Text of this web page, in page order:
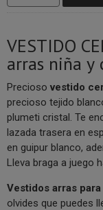
VESTIDO
arras niña y
Precioso vestido
precioso tejido
plumeti cristal. Te
lazada trasera en
en guipur blanco,
Lleva braga a juego
Vestidos arras
olvides que puedes